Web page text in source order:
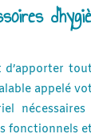
d’apporter
appelé
fonctionnels